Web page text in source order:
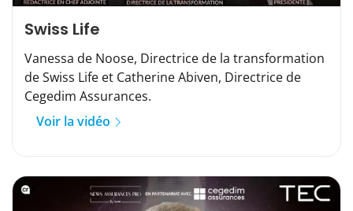
Swiss Life
Vanessa de Noose, Directrice de la transformation
de Swiss Life et Catherine Abiven, Directrice de
Cegedim Assurances.
Voir la vidéo